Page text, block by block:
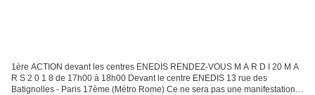
1ère ACTION devant les centres ENEDIS RENDEZ-VOUS M A R D I 20 M A
R S 2 0 1 8 de 17h00 à 18h00 Devant le centre ENEDIS 13 rue des
Batignolles - Paris 17ème (Métro Rome) Ce ne sera pas une manifestation